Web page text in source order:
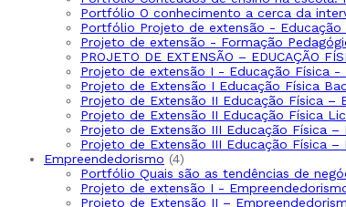
Portfólio O conhecimento a cerca da
Portfólio Projeto de extensão - Educação
Projeto de extensão - Formação
PROJETO DE EXTENSÃO – EDUCAÇÃO
Projeto de extensão I - Educação Física -
Projeto de Extensão I Educação Física
Projeto de Extensão II Educação Física –
Projeto de Extensão II Educação Física
Projeto de Extensão III Educação Física –
Projeto de Extensão III Educação Física –
Empreendedorismo
4
Portfólio Quais são as tendências de
Projeto de extensão I -
Projeto de Extensão II –